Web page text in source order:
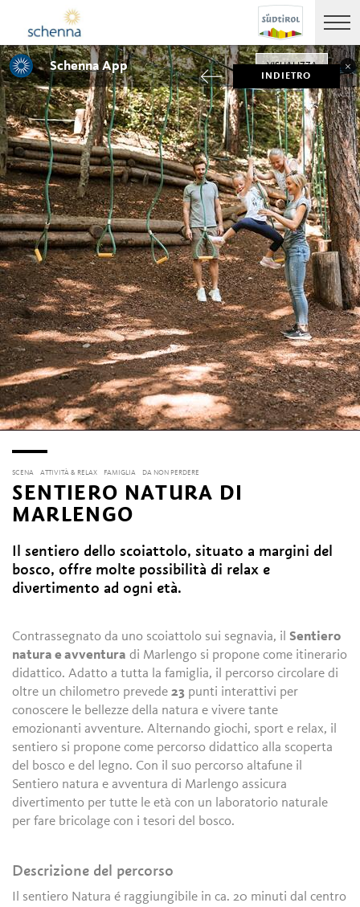
INDIETRO
SCENA ATTIVITÀ & RELAX FAMIGLIA DA NON PERDERE
SENTIERO NATURA DI
MARLENGO
Il sentiero dello scoiattolo, situato a margini del
bosco, offre molte possibilità di relax e
divertimento ad ogni età.
Contrassegnato da uno scoiattolo sui segnavia, ilSentiero
natura e avventura di Marlengo si propone come itinerario
didattico. Adatto a tutta la famiglia, il percorso circolare di
oltre un chilometro prevede23 punti interattivi per
conoscere le bellezze della natura e vivere tante
emozionanti avventure. Alternando giochi, sport e relax, il
sentiero si propone come percorso didattico alla scoperta
del bosco e del legno. Con il suo percorso altafune il
Sentiero natura e avventura di Marlengo assicura
divertimento per tutte le età con un laboratorio naturale
per fare bricolage con i tesori del bosco.
Descrizione del percorso
Il sentiero Natura é raggiungibile in ca. 20 minuti dal centro
Schenna App VISUALIZZA